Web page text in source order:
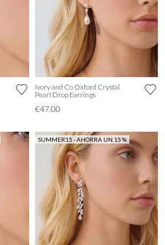
Ivory and Co Oxford Crystal
Pearl Drop Earrings
€47.00
SUMMER15 - AHORRA UN 15 %